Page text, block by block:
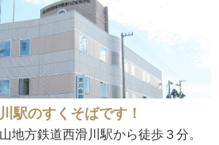
駅のすくそばです！
地方鉄道西滑川駅から徒歩３分。